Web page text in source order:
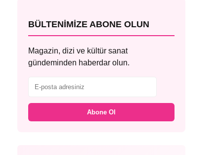
BÜLTENIMIZE ABONE OLUN
Magazin, dizi ve kültür sanat
gündeminden haberdar olun.
Abone Ol